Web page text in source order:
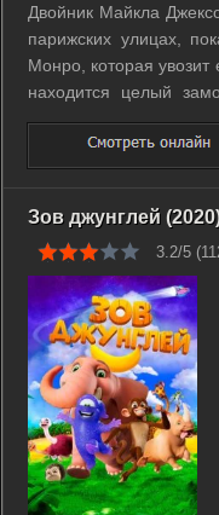
Двойник Майкла
парижских улицах,
Монро, которая
находится целый
двойниками
Чаплина, до папы
представление в ...
Зов джунглей
3.2/5 (